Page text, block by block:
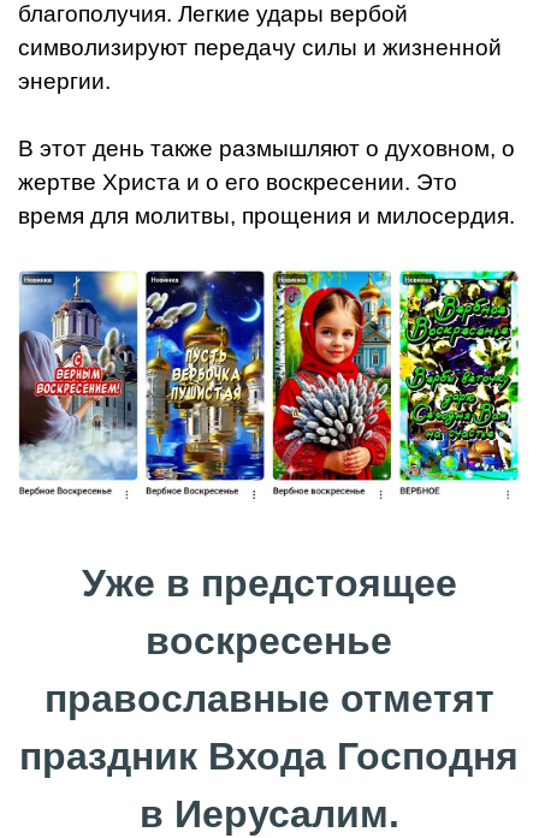
благополучия. Легкие удары вербой
символизируют передачу силы и жизненной
энергии.
В этот день также размышляют о духовном, о
жертве Христа и о его воскресении. Это
время для молитвы, прощения и милосердия.
Уже в предстоящее
воскресенье
православные отметят
праздник Входа Господня
в Иерусалим.